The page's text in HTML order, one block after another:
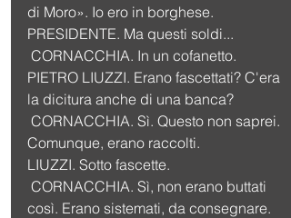
di Moro». Io ero in borghese.
PRESIDENTE. Ma questi soldi...
CORNACCHIA. In un cofanetto.
PIETRO LIUZZI. Erano fascettati? C'era
la dicitura anche di una banca?
Comunque, erano raccolti.
LIUZZI. Sotto fascette.
così. Erano sistemati, da consegnare.